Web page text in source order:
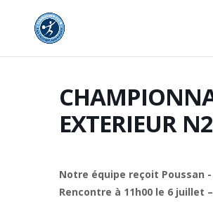
EXTERIEUR
Notre équipe reçoit Poussan -
Rencontre à 11h00 le 6 juillet